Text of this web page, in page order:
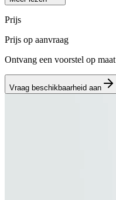
Prijs
Prijs op aanvraag
Ontvang een voorstel op maat
Vraag beschikbaarheid aan